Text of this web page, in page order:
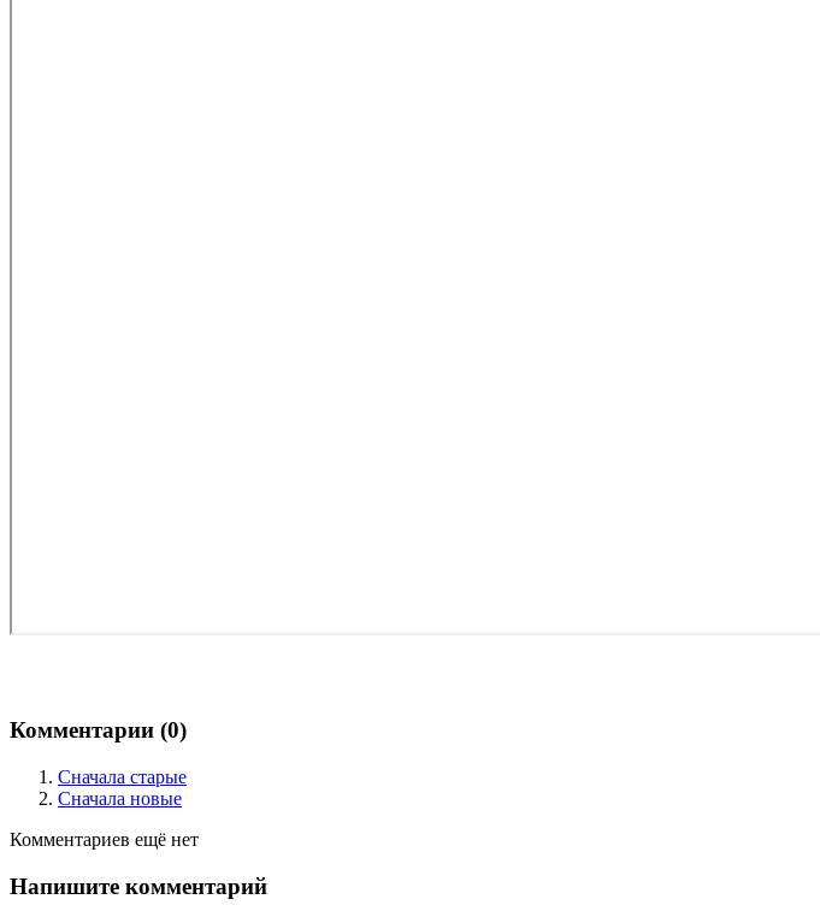
Комментарии (0)
Сначала старые
Сначала новые
Комментариев ещё нет
Напишите комментарий